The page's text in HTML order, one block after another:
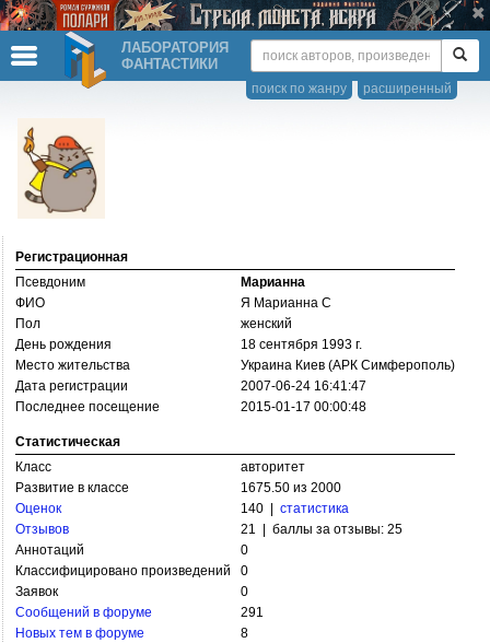
ЛАБОРАТОРИЯ
ФАНТАСТИКИ
расширенный
поиск по жанру
Регистрационная
Псевдоним
Марианна
ФИО
Я Марианна С
Пол
женский
День рождения
18 сентября 1993 г.
Место жительства
Украина Киев (АРК Симферополь)
Дата регистрации
2007-06-24 16:41:47
Последнее посещение
2015-01-17 00:00:48
Статистическая
Класс
авторитет
Развитие в классе
1675.50 из 2000
Оценок
140 | статистика
Отзывов
21 | баллы за отзывы: 25
Аннотаций
0
Классифицировано произведений
0
Заявок
0
Сообщений в форуме
291
Новых тем в форуме
8